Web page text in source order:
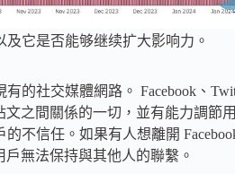
及它是否能够继续扩大影响力。
有的社交媒體網路。 Facebook、
之間關係的一切，並有能力調節
不信任。如果有人想離開
無法保持與其他人的聯繫。